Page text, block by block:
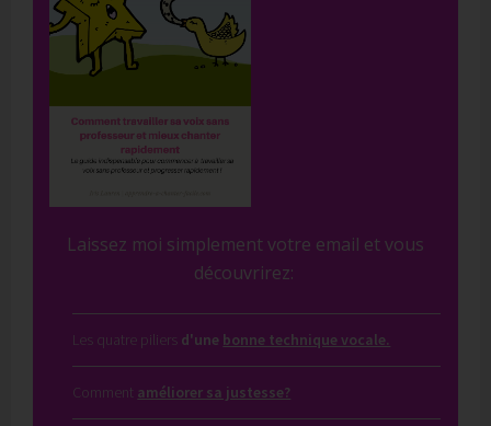
Laissez moi simplement votre email et vous
découvrirez:
Les quatre piliers d'une bonne technique vocale.
Comment améliorer sa justesse?